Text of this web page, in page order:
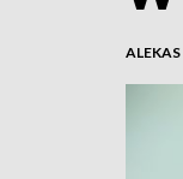
ALEKAS